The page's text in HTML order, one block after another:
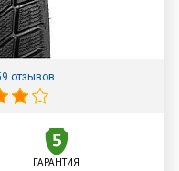
отзывов
ГАРАНТИЯ